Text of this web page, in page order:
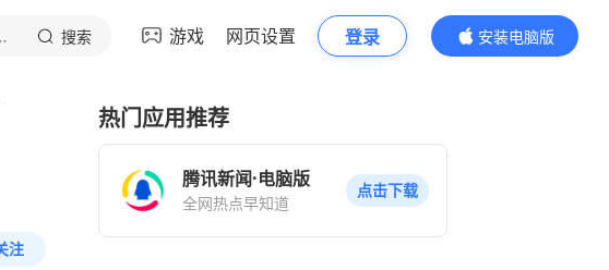
闻 搜索 游戏 网页设置 登录
安装电脑版
内容更精彩
注
热门应用推荐
腾讯新闻·电脑版
全网热点早知道
点击下载